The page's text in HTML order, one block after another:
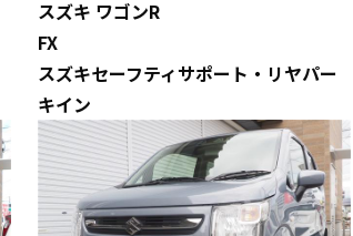
スズキ ワゴンR
FX
スズキセーフティサポート・リヤパー
キイン